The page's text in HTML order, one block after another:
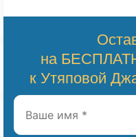
на
к Утяповой